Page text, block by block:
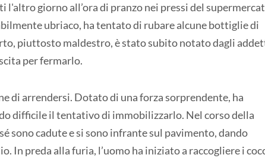
l'altro giorno all’ora di pranzo nei pressi del
ubriaco, ha tentato di rubare alcune bottiglie di
piuttosto maldestro, è stato subito notato dagli
per fermarlo.
di arrendersi. Dotato di una forza sorprendente, ha
difficile il tentativo di immobilizzarlo. Nel corso della
sono cadute e si sono infrante sul pavimento, dando
In preda alla furia, l’uomo ha iniziato a raccogliere i